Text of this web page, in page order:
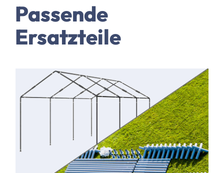
Passende
Ersatzteile